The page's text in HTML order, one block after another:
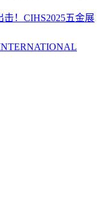
！CIHS2025五金展